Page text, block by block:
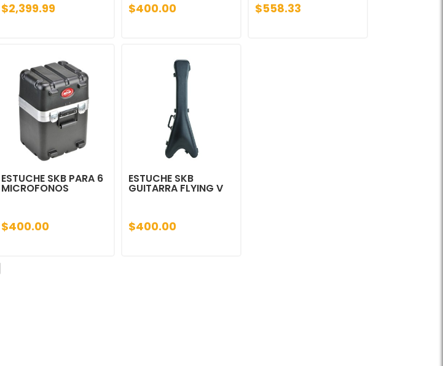
$2,399.99 $400.00 $558.33
ESTUCHE SKB PARA 6
MICROFONOS
$400.00
ESTUCHE SKB
GUITARRA FLYING V
$400.00